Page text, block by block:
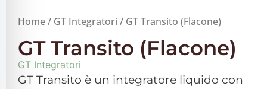
Home/ GT Integratori / GT Transito (Flacone)
GT Transito (Flacone)
GT Integratori
GT Transito è un integratore liquido con
sicura per epilessia